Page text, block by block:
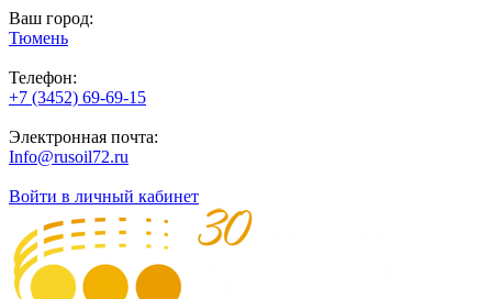
Ваш город:
Тюмень
Телефон:
+7 (3452) 69-69-15
Электронная почта:
Info@rusoil72.ru
Войти в личный кабинет